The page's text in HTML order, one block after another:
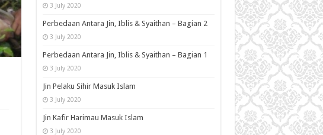
3 July 2020
Perbedaan Antara Jin, Iblis & Syaithan – Bagian 2
3 July 2020
Perbedaan Antara Jin, Iblis & Syaithan – Bagian 1
3 July 2020
Jin Pelaku Sihir Masuk Islam
3 July 2020
Jin Kafir Harimau Masuk Islam
3 July 2020